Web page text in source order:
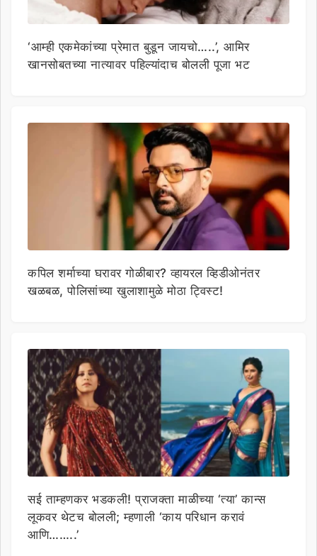
‘आम्ही एकमेकांच्या प्रेमात बुडून जायचो…..’, आमिर
खानसोबतच्या नात्यावर पहिल्यांदाच बोलली पूजा भट
कपिल शर्माच्या घरावर गोळीबार? व्हायरल व्हिडीओनंतर
खळबळ, पोलिसांच्या खुलाशामुळे मोठा ट्विस्ट!
सई ताम्हणकर भडकली! प्राजक्ता माळीच्या ‘त्या’ कान्स
लूकवर थेटच बोलली; म्हणाली ‘काय परिधान करावं
आणि……..’